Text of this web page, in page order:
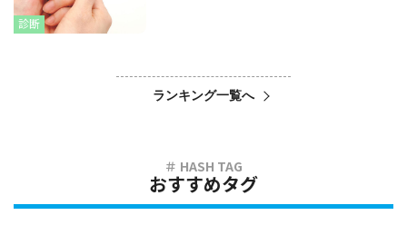
診断
ランキング一覧へ
おすすめタグ